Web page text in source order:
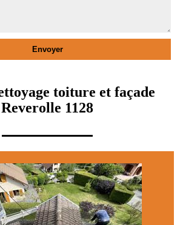
toiture et façade
Reverolle 1128